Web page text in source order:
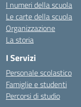
I numeri della scuola
Le carte della scuola
Organizzazione
La storia
I Servizi
Personale scolastico
Famiglie e studenti
Percorsi di studio